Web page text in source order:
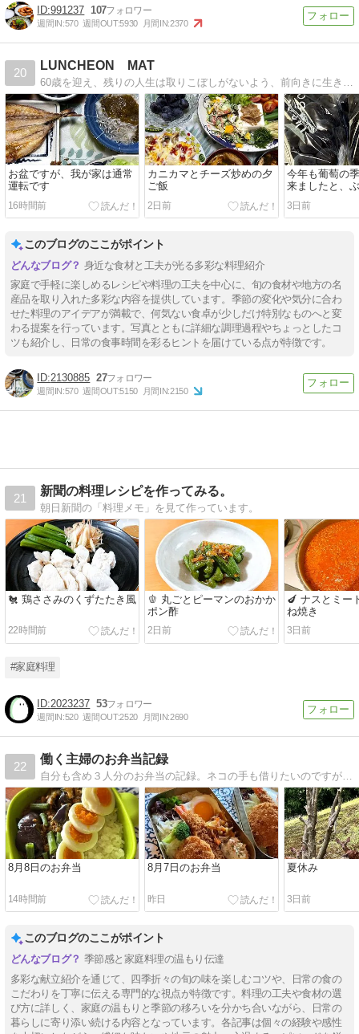
991237 107
週間IN:570 週間OUT:5930 月間IN:2370
20
LUNCHEON MAT
60歳を迎え、残りの人生は取りこぼしがないよう、前向きに生きていきたいと思っています
お盆ですが、我が家は通常
運転です
16時間前
カニカマとチーズ炒めの夕
ご飯
2日前
今年も葡萄の
来ましたと、
そばの夕ご飯
3日前
このブログのここがポイント
身近な食材と工夫が光る多彩な料理紹介
家庭で手軽に楽しめるレシピや料理の工夫を中心に、旬の食材や地方の名
産品を取り入れた多彩な内容を提供しています。季節の変化や気分に合わ
せた料理のアイデアが満載で、何気ない食卓が少しだけ特別なものへと変
わる提案を行っています。写真とともに詳細な調理過程やちょっとしたコ
ツも紹介し、日常の食事時間を彩るヒントを届けている点が特徴です。
2130885 27
週間IN:570 週間OUT:5150 月間IN:2150
21
新聞の料理レシピを作ってみる。
朝日新聞の「料理メモ」を見て作っています。
🐔 鶏ささみのくずたたき風
22時間前
🫑 丸ごとピーマンのおかか
ポン酢
2日前
🍆 ナスとミー
ね焼き
3日前
#家庭料理
2023237 53
週間IN:520 週間OUT:2520 月間IN:2690
22
働く主婦のお弁当記録
自分も含め３人分のお弁当の記録。ネコの手も借りたいのですが事務所にネコ２匹います。
8月8日のお弁当
14時間前
8月7日のお弁当
昨日
夏休み
3日前
このブログのここがポイント
季節感と家庭料理の温もり伝達
多彩な献立紹介を通じて、四季折々の旬の味を楽しむコツや、日常の食の
こだわりを丁寧に伝える専門的な視点が特徴です。料理の工夫や食材の選
び方に詳しく、家庭の温もりと季節の移ろいを分かち合いながら、日常の
暮らしに寄り添い続ける内容となっています。各記事は個々の経験や感性